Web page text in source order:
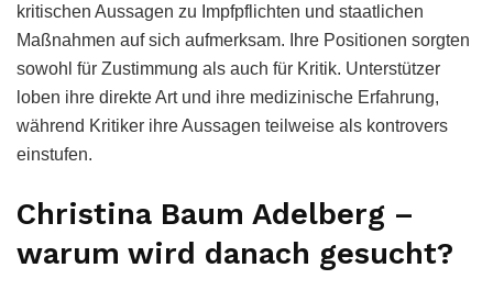
kritischen Aussagen zu Impfpflichten und staatlichen
Maßnahmen auf sich aufmerksam. Ihre Positionen sorgten
sowohl für Zustimmung als auch für Kritik. Unterstützer
loben ihre direkte Art und ihre medizinische Erfahrung,
während Kritiker ihre Aussagen teilweise als kontrovers
einstufen.
Christina Baum Adelberg –
warum wird danach gesucht?